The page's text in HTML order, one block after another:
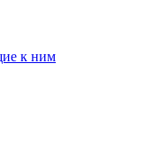
к ним